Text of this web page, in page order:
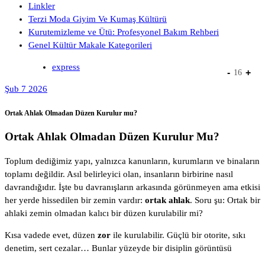
Linkler
Terzi Moda Giyim Ve Kumaş Kültürü
Kurutemizleme ve Ütü: Profesyonel Bakım Rehberi
Genel Kültür Makale Kategorileri
express
Şub 7 2026
Ortak Ahlak Olmadan Düzen Kurulur mu?
Ortak Ahlak Olmadan Düzen Kurulur Mu?
Toplum dediğimiz yapı, yalnızca kanunların, kurumların ve binaların
toplamı değildir. Asıl belirleyici olan, insanların birbirine nasıl
davrandığıdır. İşte bu davranışların arkasında görünmeyen ama etkisi
her yerde hissedilen bir zemin vardır: ortak ahlak. Soru şu: Ortak bir
ahlaki zemin olmadan kalıcı bir düzen kurulabilir mi?
Kısa vadede evet, düzen zor ile kurulabilir. Güçlü bir otorite, sıkı
denetim, sert cezalar… Bunlar yüzeyde bir disiplin görüntüsü
- 16 +